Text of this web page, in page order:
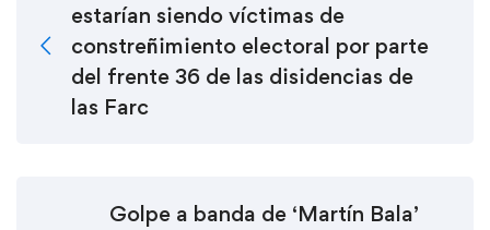
estarían siendo víctimas de
constreñimiento electoral por parte
del frente 36 de las disidencias de
las Farc
Golpe a banda de ‘Martín Bala’